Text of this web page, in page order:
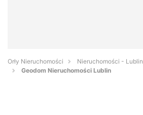
Orły Nieruchomości
Nieruchomości - Lublin
Geodom Nieruchomości Lublin